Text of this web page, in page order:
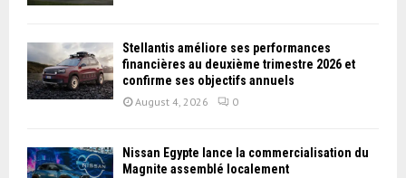
Stellantis améliore ses performances
financières au deuxième trimestre 2026 et
confirme ses objectifs annuels
August 4, 2026 0
Nissan Égypte lance la commercialisation du
Magnite assemblé localement